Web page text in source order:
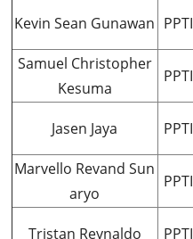
Kevin Sean Gunawan PPTI
Samuel Christopher
Kesuma
PPTI
Jasen Jaya PPTI
Marvello Revand Sun
aryo
PPTI
Tristan Reynaldo PPTI